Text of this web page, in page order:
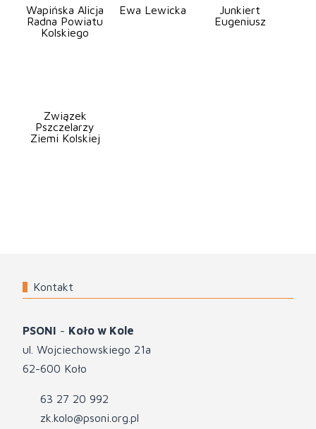
Wapińska Alicja
Radna Powiatu
Kolskiego
Ewa Lewicka
Junkiert
Eugeniusz
Związek
Pszczelarzy
Ziemi Kolskiej
Kontakt
PSONI - Koło w Kole
ul. Wojciechowskiego 21a
62-600 Koło
63 27 20 992
zk.kolo@psoni.org.pl